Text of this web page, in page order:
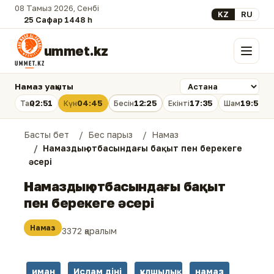
08 Тамыз 2026, Сенбі
25 Сафар 1448 һ.
Select your
KZ RU
ummet.kz Мәзір
Намаз уақыты
Таң02:51 Күн04:45 Бесін12:25 Екінті17:35 Шам19:54
Басты бет Бес парыз
Намаз
Намаздың отбасындағы бақыт пен берекеге
әсері
Намаздың отбасындағы бақыт
пен берекеге әсері
Намаз 3372 қаралым
иман Ислам діні құлшылық намаз